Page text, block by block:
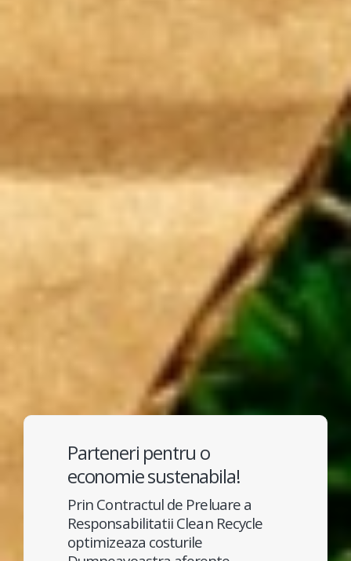
Parteneri pentru o
economie sustenabila!
Prin Contractul de Preluare a
Responsabilitatii Clean Recycle
optimizeaza costurile